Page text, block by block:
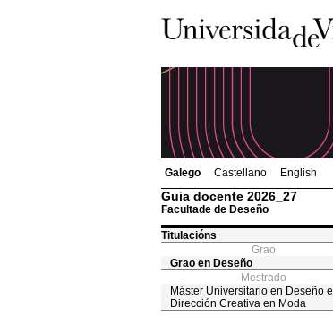
Galego Castellano English
Guia docente 2026_27
Facultade de Deseño
Titulacións
Grao
Grao en Deseño
Mestrado
Máster Universitario en Deseño e
Dirección Creativa en Moda